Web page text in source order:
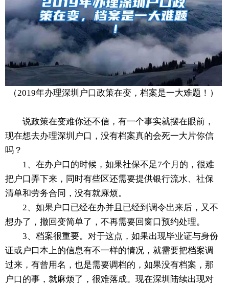
（2019年办理深圳户口政策在变，档案是一大难题！）
说政策在变难你还不信，有一个事实就摆在眼前，
现在想去办理深圳户口，没有档案真的会死一大片你信
吗？
1、在办户口的时候，如果社保不足7个月的，很难
把户口弄下来，同时有些区还需要提供银行流水、社保
清单和劳务合同，没有就麻烦。
2、如果户口已经在办并且已经到调令出来后，又不
想办了，撤回变简单了，不再需要回窗口预约处理。
3、档案很重要。对于这点，如果出现毕业证与身份
证或户口本上的信息有不一样的情况，就需要把档案调
过来，有曾用名，也是需要调档的，如果没有档案，那
户口的事，就麻烦了，很难落成。现在深圳陆续出现对